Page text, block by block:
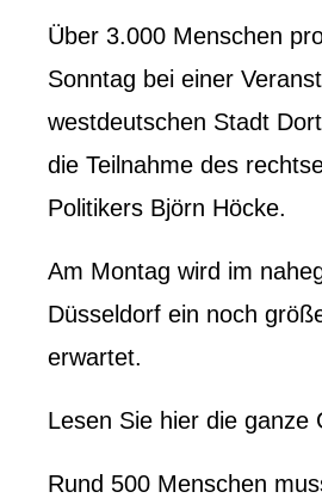
Über 3.000 Menschen
Sonntag bei einer
westdeutschen Stadt
die Teilnahme des
Politikers Björn Höcke.
Am Montag wird im
Düsseldorf ein noch
erwartet.
Lesen Sie hier die ganze
Rund 500 Menschen